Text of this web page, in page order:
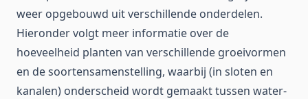
weer opgebouwd uit verschillende onderdelen.
Hieronder volgt meer informatie over de
hoeveelheid planten van verschillende groeivormen
en de soortensamenstelling, waarbij (in sloten en
kanalen) onderscheid wordt gemaakt tussen water-